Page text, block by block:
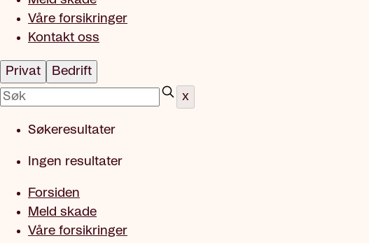
Våre forsikringer
Kontakt oss
Privat
Bedrift
x
Søkeresultater
Ingen resultater
Forsiden
Meld skade
Våre forsikringer